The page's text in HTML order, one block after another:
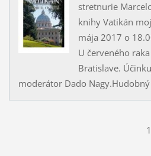
stretnurie
knihy Vatikán
mája 2017 o
U červeného
Bratislave.
moderátor Dado
1